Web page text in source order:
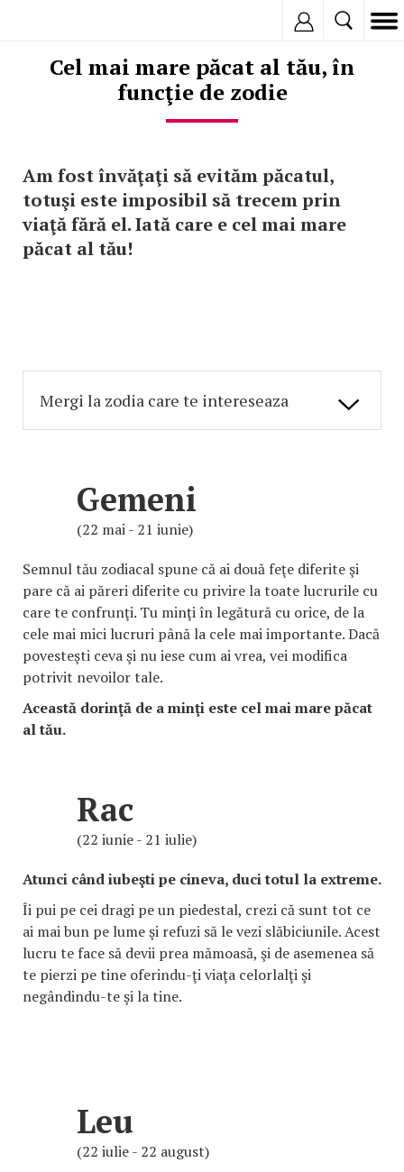
Cel mai mare păcat al tău, în
funcţie de zodie
Am fost învăţaţi să evităm păcatul,
totuşi este imposibil să trecem prin
viaţă fără el. Iată care e cel mai mare
păcat al tău!
Gemeni
(22 mai - 21 iunie)
Semnul tău zodiacal spune că ai două feţe diferite şi
pare că ai păreri diferite cu privire la toate lucrurile cu
care te confrunţi. Tu minţi în legătură cu orice, de la
cele mai mici lucruri până la cele mai importante. Dacă
povesteşti ceva şi nu iese cum ai vrea, vei modifica
potrivit nevoilor tale.
Această dorinţă de a minţi este cel mai mare păcat
al tău.
Rac
(22 iunie - 21 iulie)
Atunci când iubeşti pe cineva, duci totul la extreme.
Îi pui pe cei dragi pe un piedestal, crezi că sunt tot ce
ai mai bun pe lume şi refuzi să le vezi slăbiciunile. Acest
lucru te face să devii prea mămoasă, şi de asemenea să
te pierzi pe tine oferindu-ţi viaţa celorlalţi şi
negândindu-te şi la tine.
Leu
(22 iulie - 22 august)